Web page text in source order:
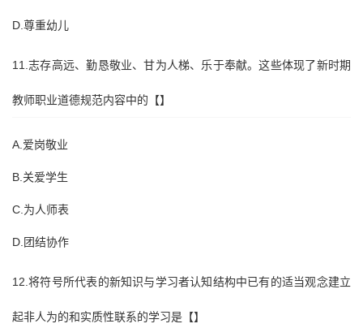
D.尊重幼儿
11.志存高远、勤恳敬业、甘为人梯、乐于奉献。这些体现了新时期
教师职业道德规范内容中的【】
A.爱岗敬业
B.关爱学生
C.为人师表
D.团结协作
12.将符号所代表的新知识与学习者认知结构中已有的适当观念建立
起非人为的和实质性联系的学习是【】